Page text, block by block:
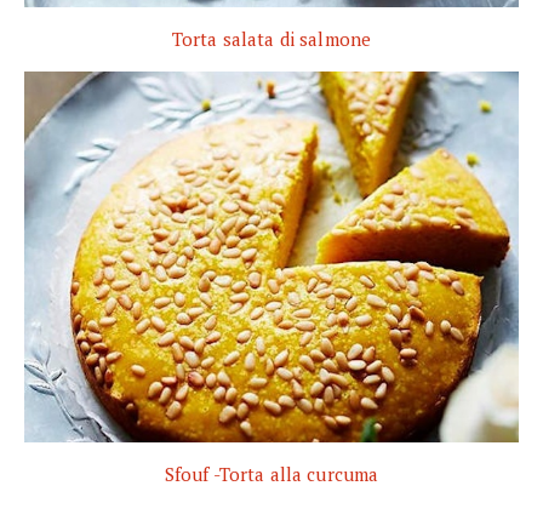
Torta salata di salmone
Sfouf -Torta alla curcuma